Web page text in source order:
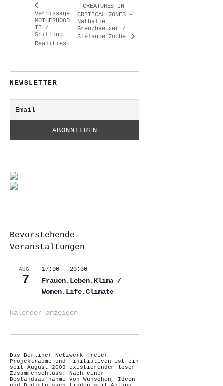
Vernissage
MOTHERHOOD
II /
Shifting
Realities
CREATURES IN
CRITICAL ZONES –
Nathalie
Grenzhaeuser /
Stefanie Zoche
NEWSLETTER
Bevorstehende
Veranstaltungen
AUG.
7
17:00 - 20:00
Frauen.Leben.Klima /
Women.Life.Climate
Kalender anzeigen
Das Berliner Netzwerk freier
Projekträume und -initiativen ist ein
seit August 2009 existierender loser
Zusammenschluss. Nach einer
Bestandsaufnahme von Wünschen, Ideen